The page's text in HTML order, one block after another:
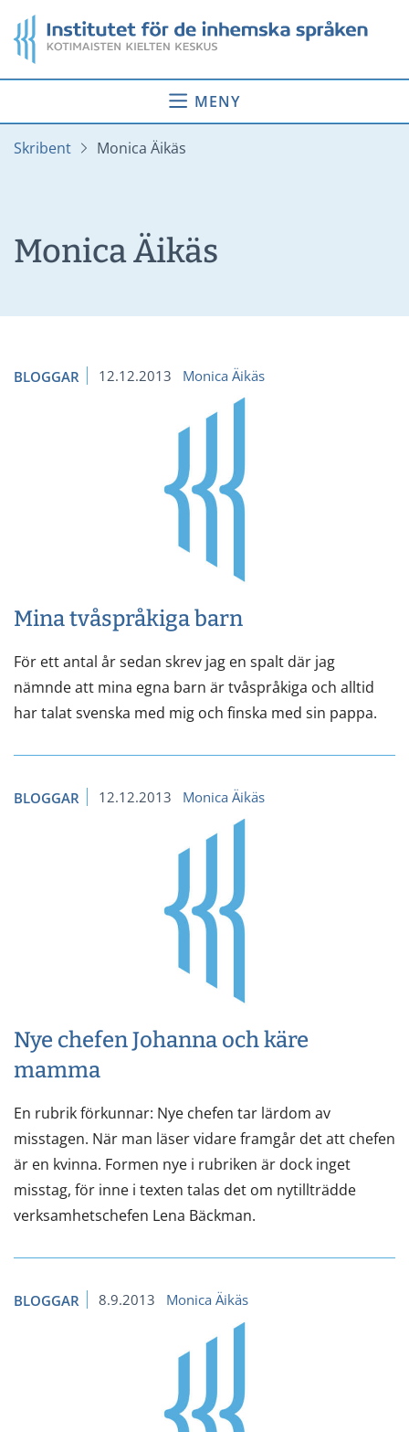
till
innehåll
Startsida
MENY
Skribent Monica Äikäs
Monica Äikäs
BLOGGAR 12.12.2013 Monica Äikäs
Mina tvåspråkiga barn
För ett antal år sedan skrev jag en spalt där jag
nämnde att mina egna barn är tvåspråkiga och alltid
har talat svenska med mig och finska med sin pappa.
BLOGGAR 12.12.2013 Monica Äikäs
Nye chefen Johanna och käre
mamma
En rubrik förkunnar: Nye chefen tar lärdom av
misstagen. När man läser vidare framgår det att chefen
är en kvinna. Formen nye i rubriken är dock inget
misstag, för inne i texten talas det om nytillträdde
verksamhetschefen Lena Bäckman.
BLOGGAR 8.9.2013 Monica Äikäs